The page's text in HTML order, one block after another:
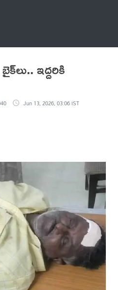
ఇద్దరికి
Jun 13, 2026, 03:06 IST